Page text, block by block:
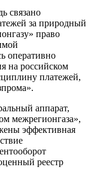
связано
за природный
право
оперативно
на российском
платежей,
аппарат,
межрегионгаза»,
эффективная
реестр